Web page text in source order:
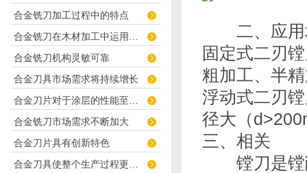
合金铣刀加工过程中的特点
合金铣刀机构灵敏可靠
合金刀具市场需求将持续增长
合金铣刀市场需求不断加大
合金刀片具有创新特色
二、应用
固定式二刃
粗加工、半
浮动式二刃
径大（
三、相关
镗刀是镗